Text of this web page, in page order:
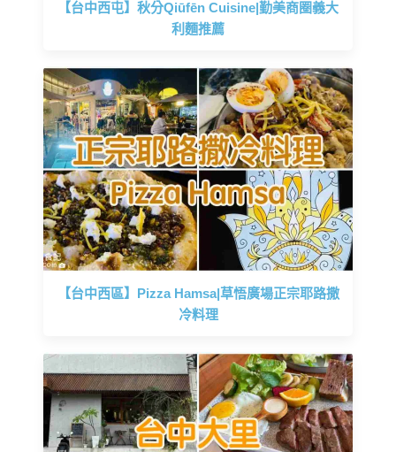
【台中西屯】秋分Qiūfēn Cuisine|勤美商圈義大
利麵推薦
【台中西區】Pizza Hamsa|草悟廣場正宗耶路撒
冷料理